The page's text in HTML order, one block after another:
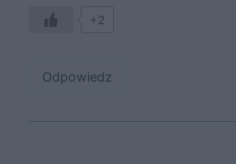
+2
Odpowiedz